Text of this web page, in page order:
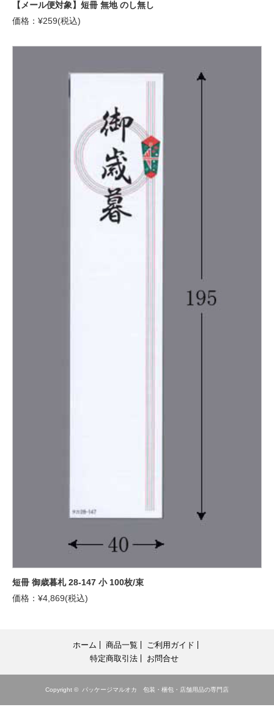
【メール便対象】短冊 無地 のし無し
価格：¥259(税込)
短冊 御歳暮札 28-147 小 100枚/束
価格：¥4,869(税込)
ホーム 商品一覧
ご利用ガイド
特定商取引法
お問合せ
Copyright © パッケージマルオカ 包装・梱包・店舗用品の専門店